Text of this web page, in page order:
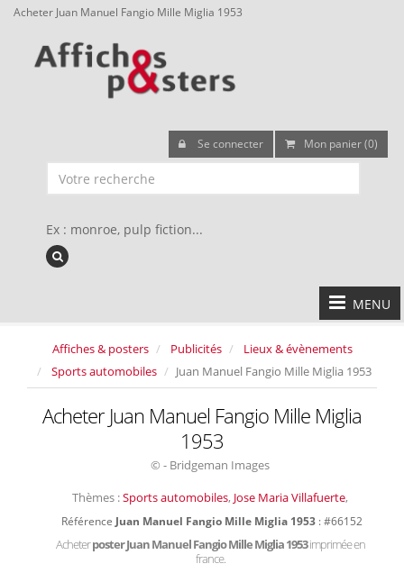
Acheter Juan Manuel Fangio Mille Miglia 1953
Se connecter Mon panier (0)
Ex : monroe, pulp fiction...
MENU
Affiches & posters Publicités
Lieux & évènements
Sports automobiles
Juan Manuel Fangio Mille Miglia 1953
Acheter Juan Manuel Fangio Mille Miglia
1953
© - Bridgeman Images
Thèmes :Sports automobiles, Jose Maria Villafuerte,
Référence Juan Manuel Fangio Mille Miglia 1953 : #66152
Acheterposter Juan Manuel Fangio Mille Miglia 1953imprimée en
france.